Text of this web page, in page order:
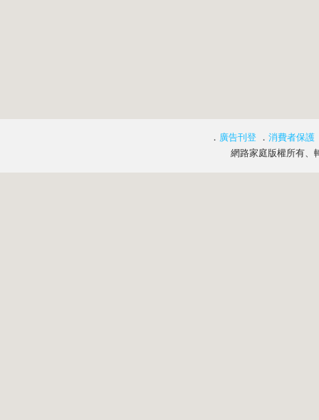
． 廣告刊登 ． 消費者保護
網路家庭版權所有、